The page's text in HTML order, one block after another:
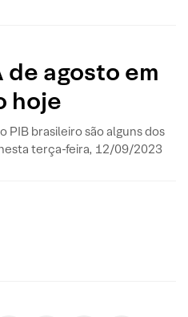
de agosto em
hoje
PIB brasileiro são alguns dos
terça-feira, 12/09/2023